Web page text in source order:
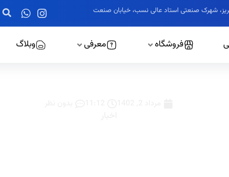
شهرک صنعتی استاد عالی نسب، خیابان صنعت
فروشگاه معرفی وبلاگ